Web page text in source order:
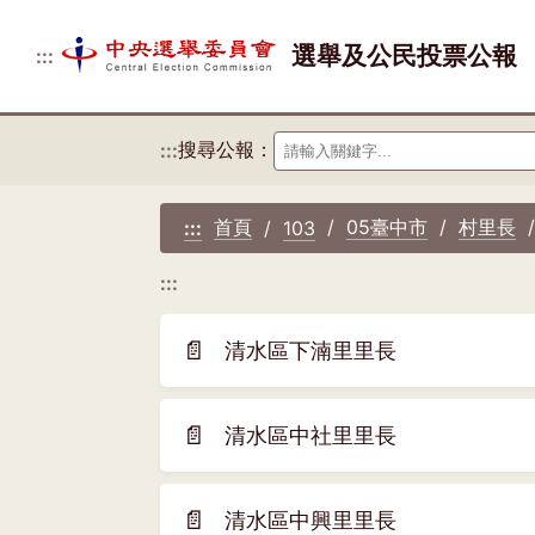
::: 選舉及公民投票公報
:::搜尋公報：
::: 首頁 103 05臺中市 村里長
:::
📄 清水區下湳里里長
(另
開
新
視
窗)
📄 清水區中社里里長
(另
開
新
📄 清水區中興里里長